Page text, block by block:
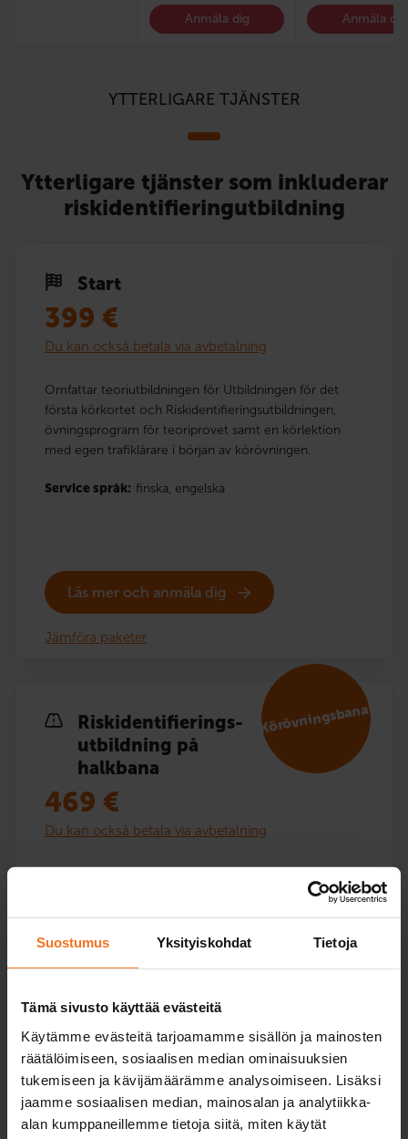
Suostumus Yksityiskohdat Tietoja
Tämä sivusto käyttää evästeitä
Käytämme evästeitä tarjoamamme sisällön ja mainosten
räätälöimiseen, sosiaalisen median ominaisuuksien
tukemiseen ja kävijämäärämme analysoimiseen. Lisäksi
jaamme sosiaalisen median, mainosalan ja analytiikka-
alan kumppaneillemme tietoja siitä, miten käytät
Anmäla dig Anmäla dig
YTTERLIGARE TJÄNSTER
Ytterligare tjänster som inkluderar
riskidentifieringutbildning
Start
399 €
Du kan också betala via avbetalning
Omfattar teoriutbildningen för Utbildningen för det
första körkortet och Riskidentifieringsutbildningen,
övningsprogram för teoriprovet samt en körlektion
med egen trafiklärare i början av körövningen.
Service språk: finska, engelska
Läs mer och anmäla dig
Jämföra paketer
Risk­identi­fierings­
utbildning på
halkbana
Körövningsbana!
469 €
Du kan också betala via avbetalning
teoriundervisning på webben samt körövning i en
körsimulator samt bilskolans bil. Hälften av
körövningen utförs i en körsimulator och en körlektion
på halkbana. Övningsprogram för teoriprov och
Service språk: finska, engelska
Läs mer och anmäla dig